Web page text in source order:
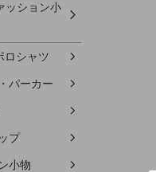
ッション小
ロシャツ
パーカー
プ
小物